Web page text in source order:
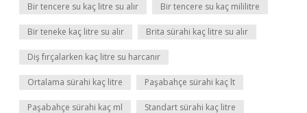
Bir tencere su kaç litre su alır Bir tencere su kaç mililitre
Bir teneke kaç litre su alır Brita sürahi kaç litre su alır
Diş fırçalarken kaç litre su harcanır
Ortalama sürahi kaç litre Paşabahçe sürahi kaç lt
Paşabahçe sürahi kaç ml Standart sürahi kaç litre